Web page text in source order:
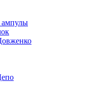
ампулы